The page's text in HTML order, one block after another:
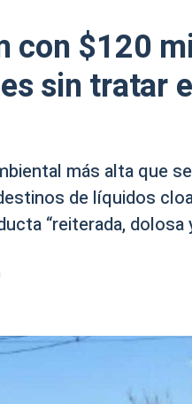
con $120
sin tratar
más alta que
de líquidos
“reiterada, dolosa